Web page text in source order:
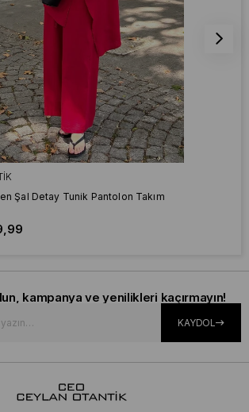
Şal Detay Tunik Pantolon Takım
kampanya ve yenilikleri kaçırmayın!
KAYDOL